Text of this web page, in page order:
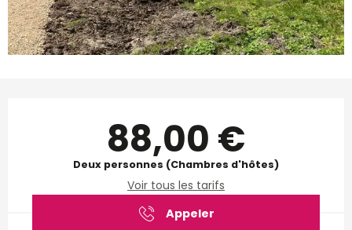
Ouverture et coordonnées
88,00 €
Deux personnes (Chambres d'hôtes)
Voir tous les tarifs
Appeler